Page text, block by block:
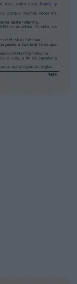
Elohé un
ahavah y
de dar
de los